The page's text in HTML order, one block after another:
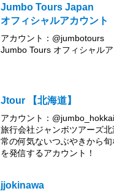
Jumbo Tours Japan
オフィシャルアカウント
アカウント：@jumbotours
Jumbo Tours オフィシャルア
Jtour 【北海道】
アカウント：
旅行会社ジャンボツアーズ
常の何気ないつぶやきから
を発信するアカウント！
jjokinawa